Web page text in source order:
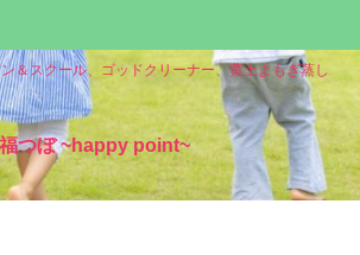
＆スクール、ゴッドクリーナー、黄土よもぎ蒸し
福つぼ ~happy point~